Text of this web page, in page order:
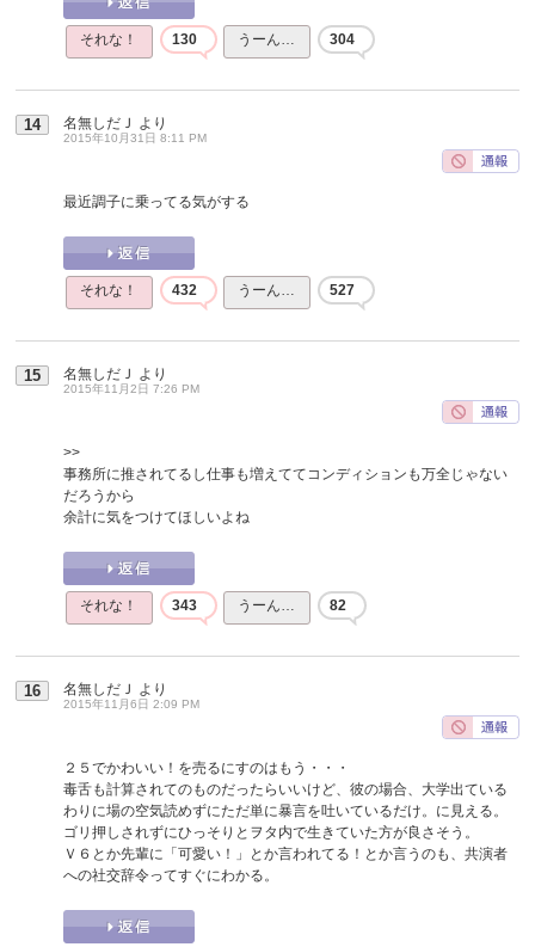
それな！ 130 うーん… 304
14 名無しだＪ より
2015年10月31日 8:11 PM
最近調子に乗ってる気がする
それな！ 432 うーん… 527
15 名無しだＪ より
2015年11月2日 7:26 PM
>>
事務所に推されてるし仕事も増えててコンディションも万全じゃない
だろうから
余計に気をつけてほしいよね
それな！ 343 うーん… 82
16 名無しだＪ より
2015年11月6日 2:09 PM
２５でかわいい！を売るにすのはもう・・・
毒舌も計算されてのものだったらいいけど、彼の場合、大学出ている
わりに場の空気読めずにただ単に暴言を吐いているだけ。に見える。
ゴリ押しされずにひっそりとヲタ内で生きていた方が良さそう。
Ｖ６とか先輩に「可愛い！」とか言われてる！とか言うのも、共演者
への社交辞令ってすぐにわかる。